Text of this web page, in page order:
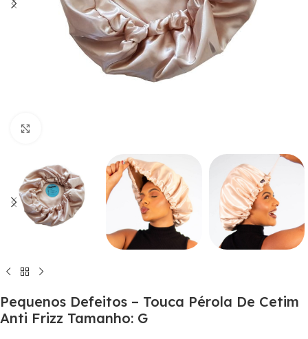
Pequenos Defeitos – Touca Pérola De Cetim
Anti Frizz Tamanho: G